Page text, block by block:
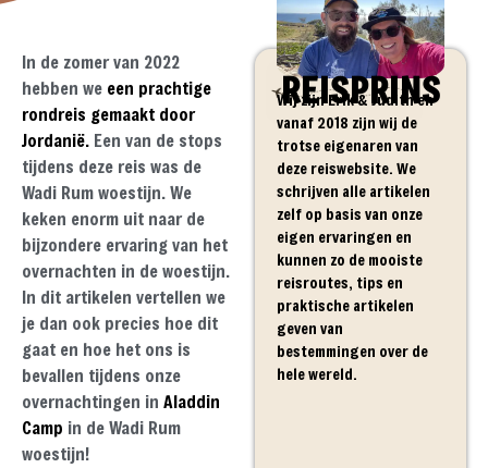
In de zomer van 2022
hebben we een prachtige
rondreis gemaakt door
Jordanië. Een van de stops
tijdens deze reis was de
Wadi Rum woestijn. We
keken enorm uit naar de
bijzondere ervaring van het
overnachten in de woestijn.
In dit artikelen vertellen we
je dan ook precies hoe dit
gaat en hoe het ons is
bevallen tijdens onze
overnachtingen in Aladdin
Camp in de Wadi Rum
woestijn!
REISPRINS
Wij zijn Erik & Judith en
vanaf 2018 zijn wij de
trotse eigenaren van
deze reiswebsite. We
schrijven alle artikelen
zelf op basis van onze
eigen ervaringen en
kunnen zo de mooiste
reisroutes, tips en
praktische artikelen
geven van
bestemmingen over de
hele wereld.